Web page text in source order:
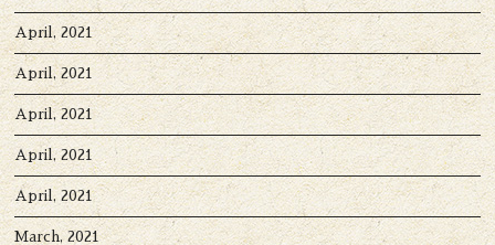
April, 2021
April, 2021
April, 2021
April, 2021
April, 2021
March, 2021